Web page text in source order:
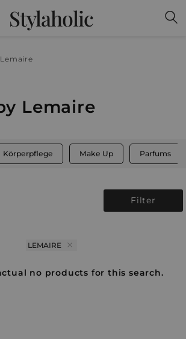
Stylaholic
Lemaire
Körperpflege Make Up Parfums
Filter
LEMAIRE
no products for this search.